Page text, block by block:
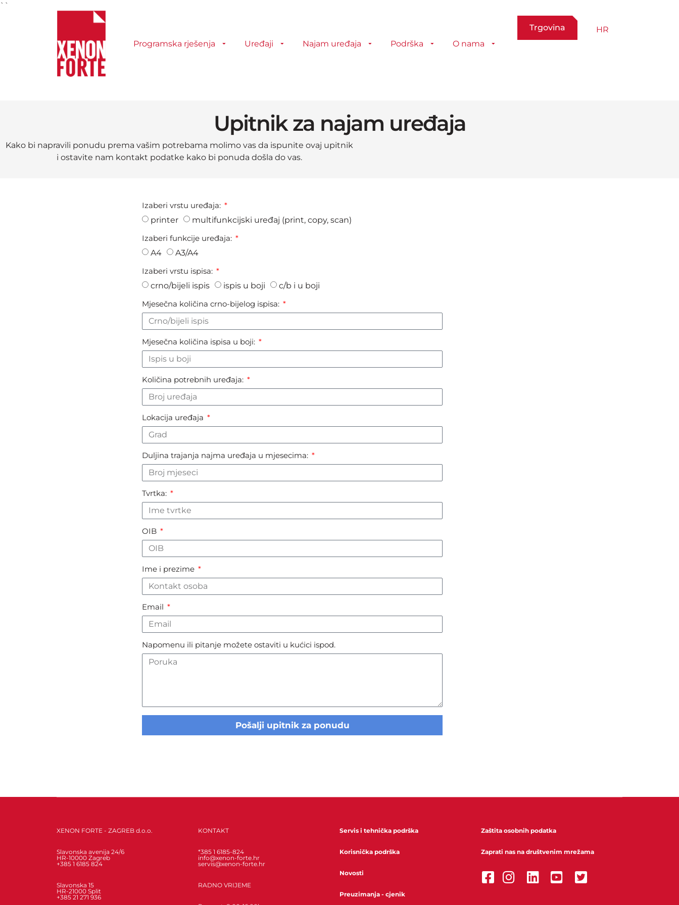
``
Programska rješenja Uređaji Najam uređaja Podrška O nama
Trgovina HR
Upitnik za najam uređaja
Kako bi napravili ponudu prema vašim potrebama molimo vas da ispunite ovaj upitnik
i ostavite nam kontakt podatke kako bi ponuda došla do vas.
Izaberi vrstu uređaja:
printer
multifunkcijski uređaj (print, copy, scan)
Izaberi funkcije uređaja:
A4
A3/A4
Izaberi vrstu ispisa:
crno/bijeli ispis
ispis u boji
c/b i u boji
Mjesečna količina crno-bijelog ispisa:
Mjesečna količina ispisa u boji:
Količina potrebnih uređaja:
Lokacija uređaja
Duljina trajanja najma uređaja u mjesecima:
Tvrtka:
OIB
Ime i prezime
Email
Napomenu ili pitanje možete ostaviti u kućici ispod.
Pošalji upitnik za ponudu
XENON FORTE - ZAGREB d.o.o.
Slavonska avenija 24/6
HR-10000 Zagreb
+385 1 6185 824
Slavonska 15
HR-21000 Split
+385 21 271 936
KONTAKT
*385 1 6185-824
info@xenon-forte.hr
servis@xenon-forte.hr
RADNO VRIJEME
Servis i tehnička podrška
Korisnička podrška
Novosti
Preuzimanja - cjenik
Zaštita osobnih podatka
Zaprati nas na društvenim mrežama